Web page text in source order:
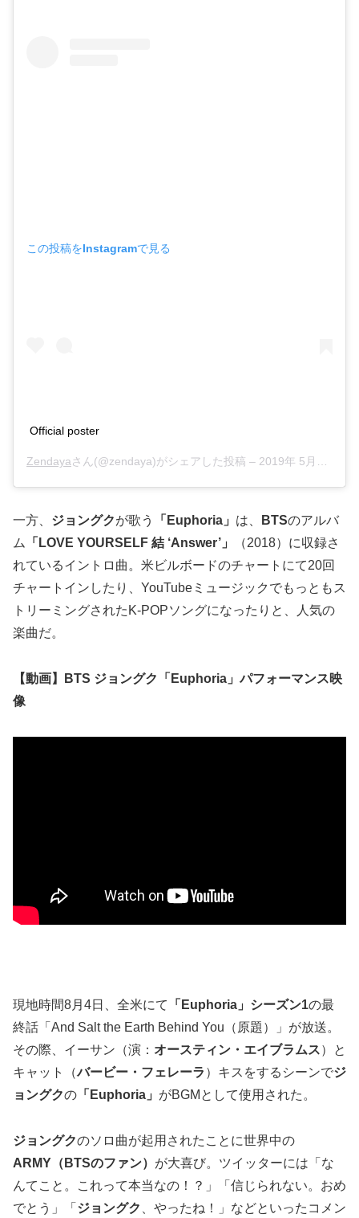
この投稿をInstagramで見る
Official poster
Zendayaさん(@zendaya)がシェアした投稿 – 2019年 5月月13日午後12時30分PDT
一方、 ジョングクが歌う 「Euphoria」 は、 BTSのアルバ
ム
「LOVE YOURSELF 結 ‘Answer’」
（2018）に収録さ
れているイントロ曲。米ビルボードのチャートにて20回
チャートインしたり、YouTubeミュージックでもっともス
トリーミングされたK-POPソングになったりと、人気の
楽曲だ。
【動画】BTS ジョングク「Euphoria」パフォーマンス映
像
現地時間8月4日、全米にて 「Euphoria」シーズン1の最
終話「And Salt the Earth Behind You（原題）」が放送。
その際、イーサン（演： オースティン・エイブラムス）と
キャット（バービー・フェレーラ ）キスをするシーンでジ
ョングクの 「Euphoria」 がBGMとして使用された。
ジョングクのソロ曲が起用されたことに世界中の
ARMY（BTSのファン） が大喜び。ツイッターには「な
んてこと。これって本当なの！？」「信じられない。おめ
でとう」「 ジョングク 、やったね！」などといったコメン